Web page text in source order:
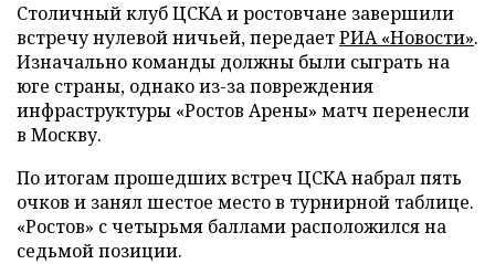
Столичный клуб ЦСКА и ростовчане завершили
встречу нулевой ничьей, передаетРИА «Новости».
Изначально команды должны были сыграть на
юге страны, однако из-за повреждения
инфраструктуры «Ростов Арены» матч перенесли
в Москву.
По итогам прошедших встреч ЦСКА набрал пять
очков и занял шестое место в турнирной таблице.
«Ростов» с четырьмя баллами расположился на
седьмой позиции.